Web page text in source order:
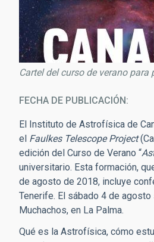
Cartel del curso de verano
FECHA DE PUBLICACIÓN
El Instituto de Astrofísica de
el Faulkes Telescope Project
edición del Curso de Verano “
universitario. Esta formación,
de agosto de 2018, incluye
Tenerife. El sábado 4 de
Muchachos, en La Palma.
Qué es la Astrofísica, cómo